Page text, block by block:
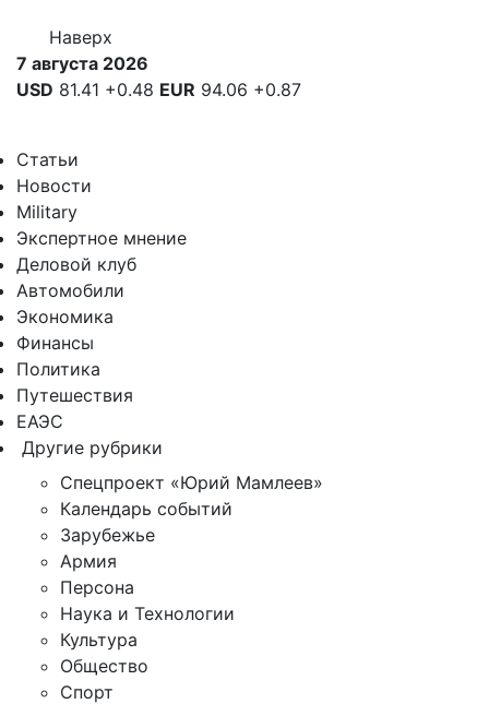
Наверх
7 августа 2026
USD 81.41 +0.48 EUR 94.06 +0.87
Статьи
Новости
Military
Экспертное мнение
Деловой клуб
Автомобили
Экономика
Финансы
Политика
Путешествия
ЕАЭС
Другие рубрики
Спецпроект «Юрий Мамлеев»
Календарь событий
Зарубежье
Армия
Персона
Наука и Технологии
Культура
Общество
Спорт